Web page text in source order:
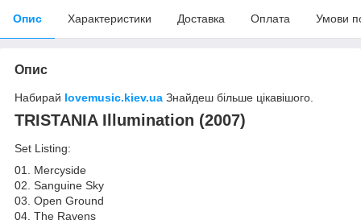
Опис Характеристики Доставка Оплата Умови
Опис
Набирай lovemusic.kiev.ua Знайдеш більше цікавішого.
TRISTANIA Illumination (2007)
Set Listing:
01. Mercyside
02. Sanguine Sky
03. Open Ground
04. The Ravens